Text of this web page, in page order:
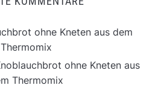
ohne Kneten aus dem
Thermomix
ohne Kneten aus
Thermomix